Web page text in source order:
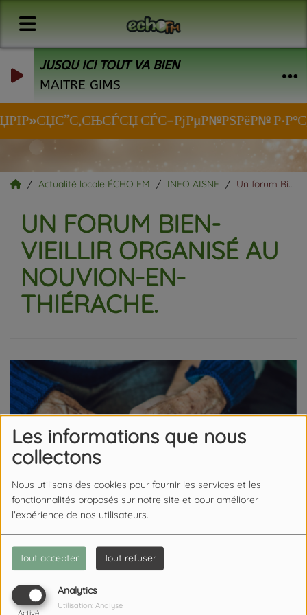
Les informations que nous
collectons
Nous utilisons des cookies pour fournir les services et les
fonctionnalités proposés sur notre site et pour améliorer
l'expérience de nos utilisateurs.
Tout accepter Tout refuser
Analytics
Utilisation: Analyse
JUSQU ICI TOUT VA BIEN
MAITRE GIMS
СЃС–РјРµР№РЅРёР№
Actualité locale ÉCHO FM INFO AISNE Un forum Bien-Vieillir organisé au Nouvion-en-Thiérache.
UN FORUM BIEN-
VIEILLIR ORGANISÉ AU
NOUVION-EN-
THIÉRACHE.
11 MAI 2026